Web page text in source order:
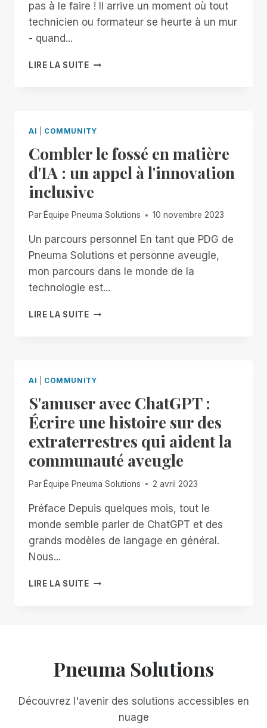
pas à le faire ! Il arrive un moment où tout
technicien ou formateur se heurte à un mur
- quand...
LIRE LA SUITERIMBOT
!
AI COMMUNITY
Combler le fossé en matière
d'IA : un appel à l'innovation
inclusive
Par Équipe Pneuma Solutions 10 novembre 2023
Un parcours personnel En tant que PDG de
Pneuma Solutions et personne aveugle,
mon parcours dans le monde de la
technologie est...
LIRE LA SUITECOMBLER
UN
APPEL
À
L'INNOVATION
INCLUSIVE
AI COMMUNITY
S'amuser avec ChatGPT :
Écrire une histoire sur des
extraterrestres qui aident la
communauté aveugle
Par Équipe Pneuma Solutions 2 avril 2023
Préface Depuis quelques mois, tout le
monde semble parler de ChatGPT et des
grands modèles de langage en général.
Nous...
LIRE LA SUITES'AMUSER
SUR
QUI
AIDENT
Pneuma Solutions
Découvrez l'avenir des solutions accessibles en
nuage